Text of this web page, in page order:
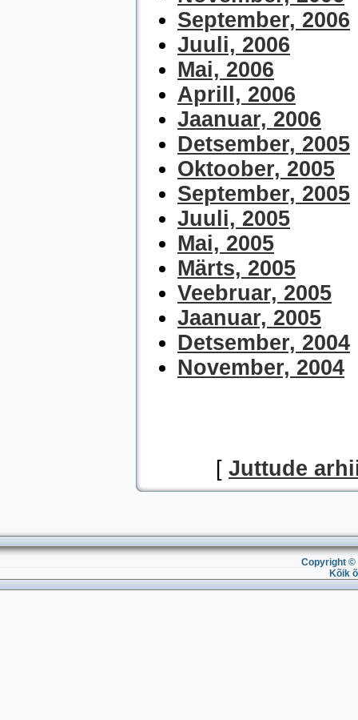
September, 2006
Juuli, 2006
Mai, 2006
Aprill, 2006
Jaanuar, 2006
Detsember, 2005
Oktoober, 2005
September, 2005
Juuli, 2005
Mai, 2005
Märts, 2005
Veebruar, 2005
Jaanuar, 2005
Detsember, 2004
November, 2004
[ Juttude
Copyright ©
Kõik